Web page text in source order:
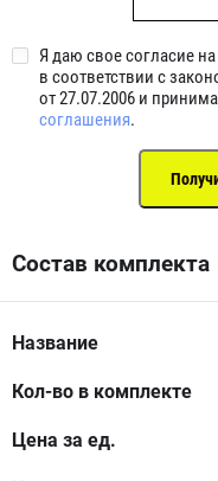
Я даю свое согласие
в соответствии с
от 27.07.2006 и
соглашения.
Состав комплекта